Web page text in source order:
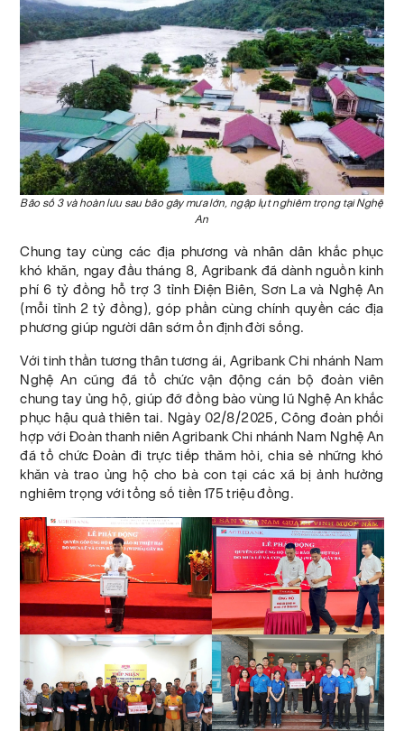
Bão số 3 và hoàn lưu sau bão gây mưa lớn, ngập lụt nghiêm trọng tại Nghệ
An
Chung tay cùng các địa phương và nhân dân khắc phục
khó khăn, ngay đầu tháng 8, Agribank đã dành nguồn kinh
phí 6 tỷ đồng hỗ trợ 3 tỉnh Điện Biên, Sơn La và Nghệ An
(mỗi tỉnh 2 tỷ đồng), góp phần cùng chính quyền các địa
phương giúp người dân sớm ổn định đời sống.
Với tinh thần tương thân tương ái, Agribank Chi nhánh Nam
Nghệ An cũng đã tổ chức vận động cán bộ đoàn viên
chung tay ủng hộ, giúp đỡ đồng bào vùng lũ Nghệ An khắc
phục hậu quả thiên tai. Ngày 02/8/2025, Công đoàn phối
hợp với Đoàn thanh niên Agribank Chi nhánh Nam Nghệ An
đã tổ chức Đoàn đi trực tiếp thăm hỏi, chia sẻ những khó
khăn và trao ủng hộ cho bà con tại các xã bị ảnh hưởng
nghiêm trọng với tổng số tiền 175 triệu đồng.